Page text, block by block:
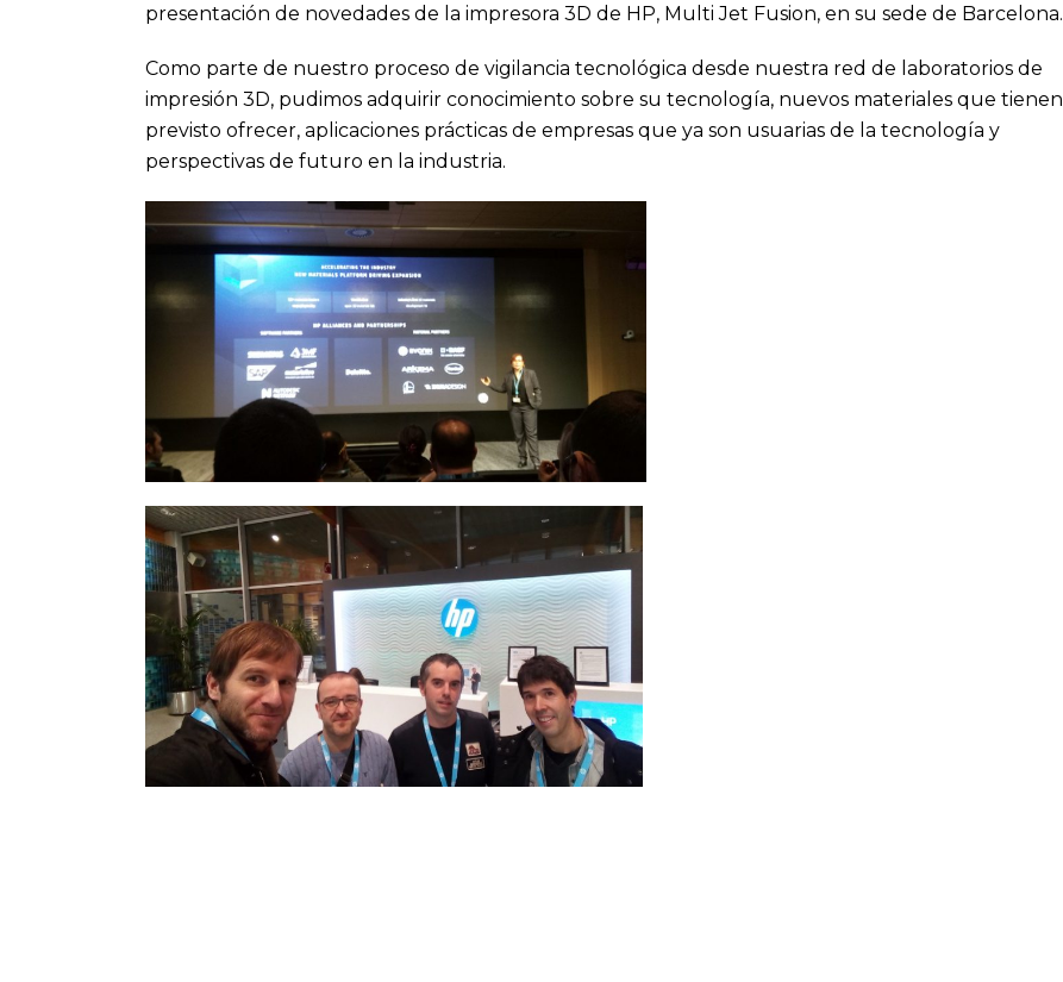
presentación de novedades de la impresora 3D de HP, Multi Jet Fusion, en su sede de Barcelona.
Como parte de nuestro proceso de vigilancia tecnológica desde nuestra red de laboratorios de
impresión 3D, pudimos adquirir conocimiento sobre su tecnología, nuevos materiales que tienen
previsto ofrecer, aplicaciones prácticas de empresas que ya son usuarias de la tecnología y
perspectivas de futuro en la industria.